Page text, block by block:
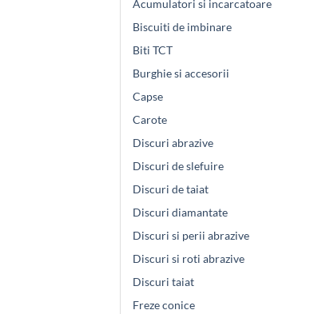
Acumulatori si incarcatoare
Biscuiti de imbinare
Biti TCT
Burghie si accesorii
Capse
Carote
Discuri abrazive
Discuri de slefuire
Discuri de taiat
Discuri diamantate
Discuri si perii abrazive
Discuri si roti abrazive
Discuri taiat
Freze conice